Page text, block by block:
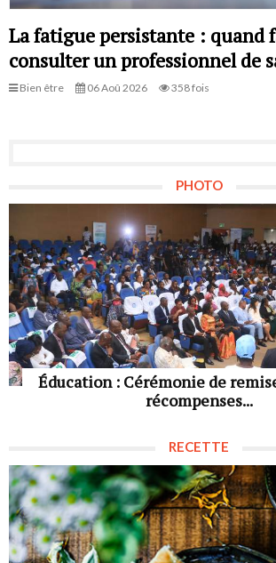
La fatigue persistante : quand
consulter un professionnel de
Bien être 06 Aoû 2026 358 fois
PHOTO
Éducation : Cérémonie de
récompenses...
RECETTE